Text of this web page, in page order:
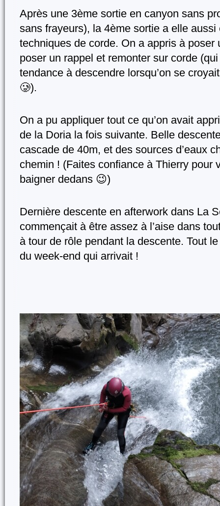
Après une 3ème sortie en canyon sans
sans frayeurs), la 4ème sortie a elle aussi
techniques de corde. On a appris à poser
poser un rappel et remonter sur corde
tendance à descendre lorsqu’on se
🥲).
On a pu appliquer tout ce qu’on avait
de la Doria la fois suivante. Belle
cascade de 40m, et des sources d’eaux
chemin ! (Faites confiance à Thierry pour
baigner dedans 😉)
Dernière descente en afterwork dans La
commençait à être assez à l’aise dans
à tour de rôle pendant la descente. Tout
du week-end qui arrivait !